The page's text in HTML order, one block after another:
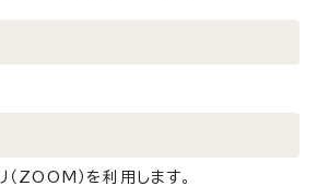
（ZOOM）を利用します。